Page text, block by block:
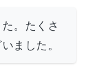
。たくさ
ました。